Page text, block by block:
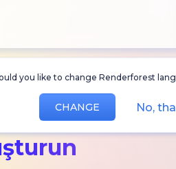
you like to change Renderforest
CHANGE No,
AI video,
ve ses